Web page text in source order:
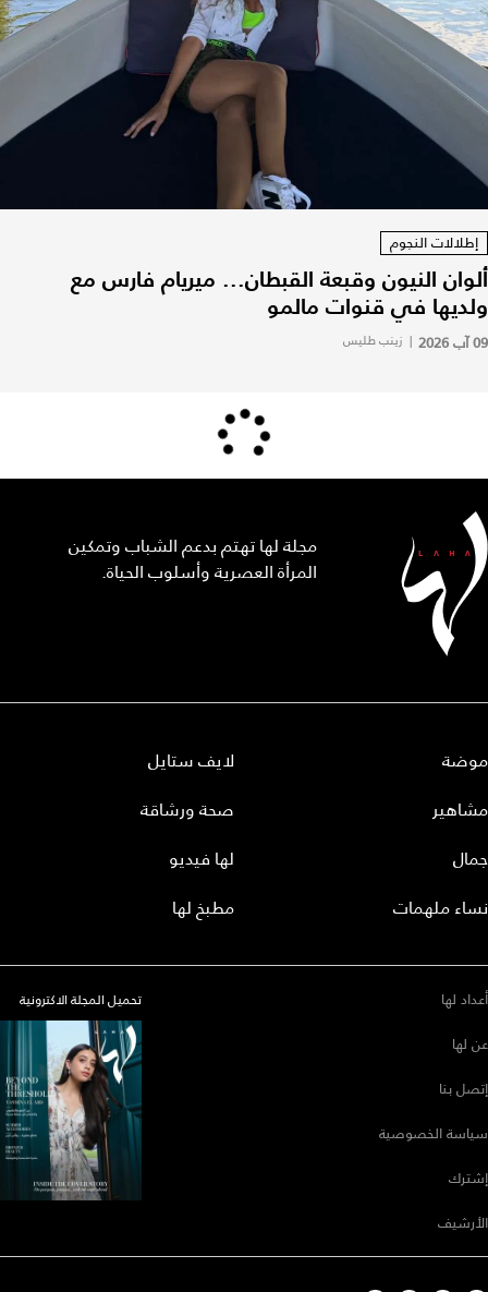
إطلالات النجوم
ألوان النيون وقبعة القبطان... ميريام فارس مع
ولديها في قنوات مالمو
09 آب 2026 | زينب طليس
مجلة لها تهتم بدعم الشباب وتمكين
المرأة العصرية وأسلوب الحياة.
موضة
مشاهير
جمال
نساء ملهمات
لايف ستايل
صحة ورشاقة
لها فيديو
مطبخ لها
أعداد لها
عن لها
إتصل بنا
سياسة الخصوصية
إشترك
الأرشيف
تحميل المجلة الاكترونية